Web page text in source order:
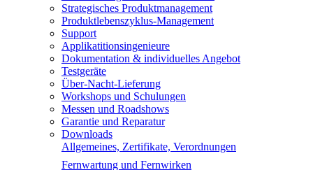
Strategisches Produktmanagement
Produktlebenszyklus-Management
Support
Applikatitionsingenieure
Dokumentation & individuelles Angebot
Testgeräte
Über-Nacht-Lieferung
Workshops und Schulungen
Messen und Roadshows
Garantie und Reparatur
Downloads
Allgemeines, Zertifikate, Verordnungen
Fernwartung und Fernwirken